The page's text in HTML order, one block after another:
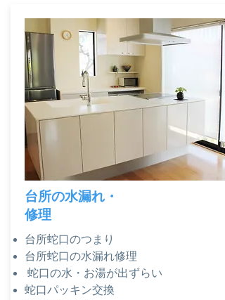
​台所の水漏れ・
修理
台所蛇口のつまり
台所蛇口の水漏れ修理
蛇口の水・お湯が出ずらい
蛇口パッキン交換